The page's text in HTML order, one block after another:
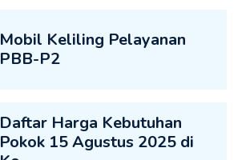
Mobil Keliling Pelayanan
PBB-P2
Daftar Harga Kebutuhan
Pokok 15 Agustus 2025 di